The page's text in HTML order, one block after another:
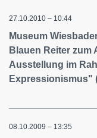
27.10.2010 – 10:44
Museum
Blauen Reiter
Ausstellung im
Expressionismus"
08.10.2009 – 13:35